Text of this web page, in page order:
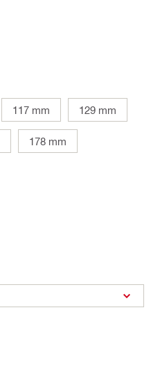
117 mm 129 mm
178 mm